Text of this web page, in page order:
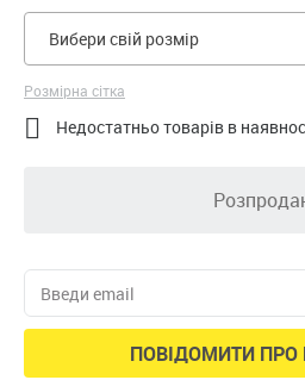
Вибери свій розмір
Розмірна сітка
 Недостатньо товарів в
ПОВІДОМИТИ ПРО